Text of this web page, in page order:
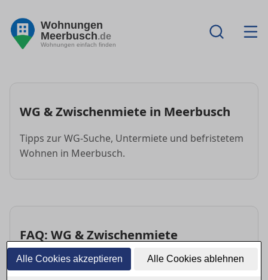
Alle Cookies akzeptieren Alle Cookies ablehnen
Wohnungen
Meerbusch.de
Wohnungen einfach finden
WG & Zwischenmiete in Meerbusch
Tipps zur WG-Suche, Untermiete und befristetem
Wohnen in Meerbusch.
FAQ: WG & Zwischenmiete
Wo finde ich WG-Zimmer in Meerbusch?